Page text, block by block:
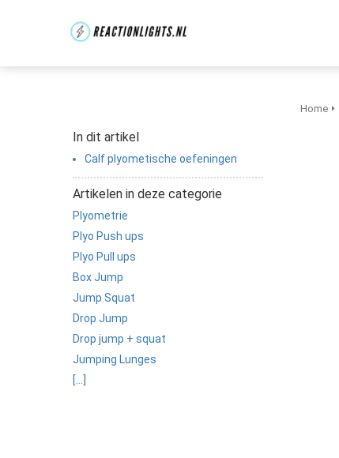
In dit artikel
Calf plyometische oefeningen
Artikelen in deze categorie
Plyometrie
Plyo Push ups
Plyo Pull ups
Box Jump
Jump Squat
Drop Jump
Drop jump + squat
Jumping Lunges
[...]
Home